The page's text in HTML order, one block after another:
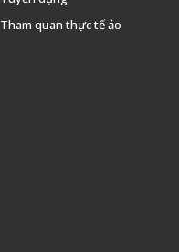
Tham quan thực tế ảo